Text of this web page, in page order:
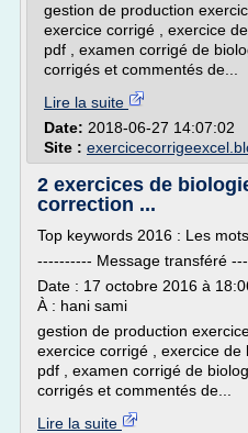
gestion de production
exercice corrigé , exercice
pdf , examen corrigé de
corrigés et commentés de...
Lire la suite
Date: 2018-06-27 14:07:02
Site :
2 exercices de
correction ...
Top keywords 2016 : Les
---------- Message transféré
Date : 17 octobre 2016 à
À : hani sami
gestion de production
exercice corrigé , exercice
pdf , examen corrigé de
corrigés et commentés de...
Lire la suite